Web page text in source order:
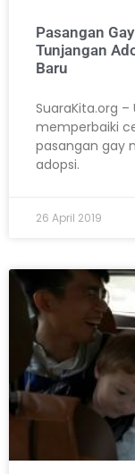
Pasangan
Tunjangan
Baru
SuaraKita.org
memperbaiki
pasangan gay
adopsi.
26 April 2019